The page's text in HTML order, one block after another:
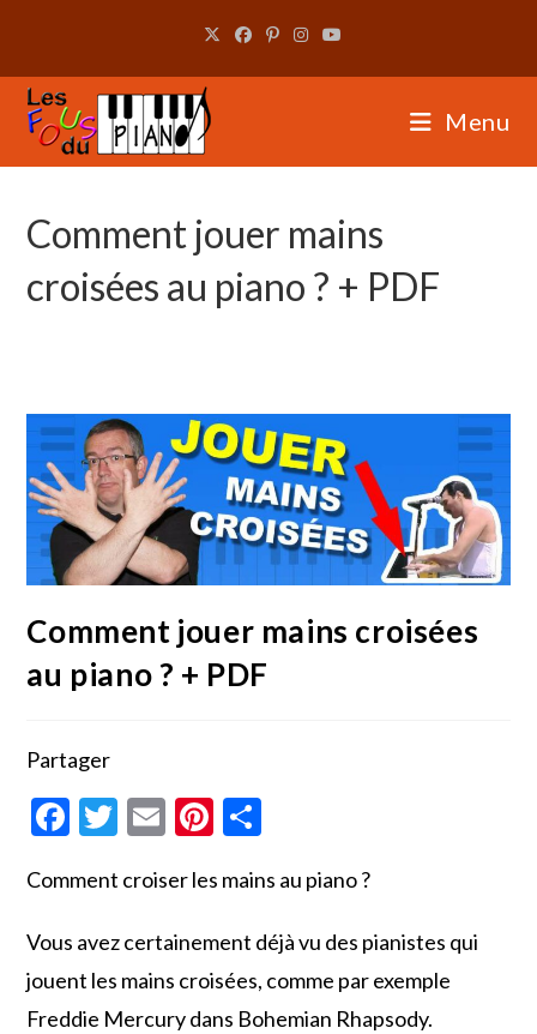
content
Menu
Comment jouer mains
croisées au piano ? + PDF
Comment jouer mains croisées
au piano ? + PDF
Partager
F
e
b
o
o
T
itt
er
E
ai
l
Pi
er
es
t
ta
g
er
Comment croiser les mains au piano ?
Vous avez certainement déjà vu des pianistes qui
jouent les mains croisées, comme par exemple
Freddie Mercury dans Bohemian Rhapsody.